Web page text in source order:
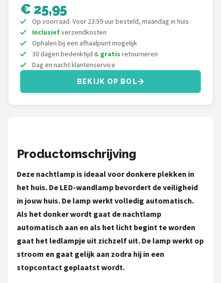
Balvi
Alle merken →
€ 25,95
Op voorraad. Voor 23:59 uur besteld, maandag in huis
Inclusiefverzendkosten
Ophalen bij een afhaalpunt mogelijk
30 dagen bedenktijd & gratis retourneren
Dag en nacht klantenservice
BEKIJK OP BOL
Productomschrijving
Deze nachtlamp is ideaal voor donkere plekken in
het huis. De LED-wandlamp bevordert de veiligheid
in jouw huis. De lamp werkt volledig automatisch.
Als het donker wordt gaat de nachtlamp
automatisch aan en als het licht begint te worden
gaat het ledlampje uit zichzelf uit. De lamp werkt op
stroom en gaat gelijk aan zodra hij in een
stopcontact geplaatst wordt.